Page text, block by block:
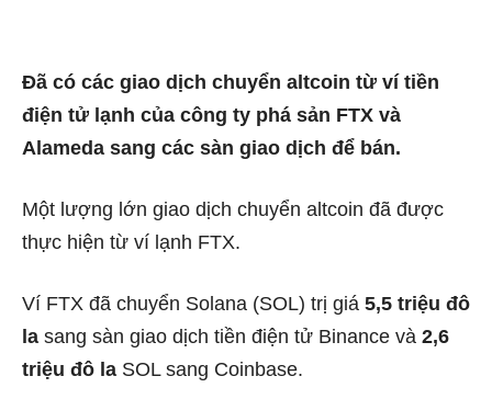
Đã có các giao dịch chuyển altcoin từ ví tiền
điện tử lạnh của công ty phá sản FTX và
Alameda sang các sàn giao dịch để bán.
Một lượng lớn giao dịch chuyển altcoin đã được
thực hiện từ ví lạnh FTX.
Ví FTX đã chuyển Solana (SOL) trị giá 5,5 triệu đô
la sang sàn giao dịch tiền điện tử Binance và 2,6
triệu đô la SOL sang Coinbase.